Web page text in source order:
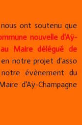
ont soutenu que
nouvelle d'Aÿ-
au Maire délégué de
notre projet d'asso
évènement du
d'Aÿ-Champagne